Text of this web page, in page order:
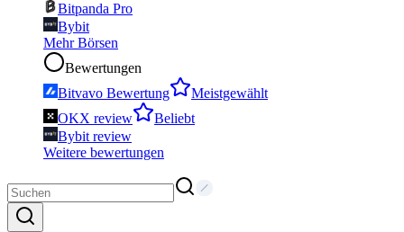
Bitpanda Pro
Bybit
Mehr Börsen
Bewertungen
Bitvavo Bewertung
Meistgewählt
OKX review
Beliebt
Bybit review
Weitere bewertungen